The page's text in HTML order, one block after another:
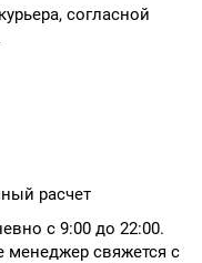
согласной
расчет
с 9:00 до 22:00.
менеджер свяжется с